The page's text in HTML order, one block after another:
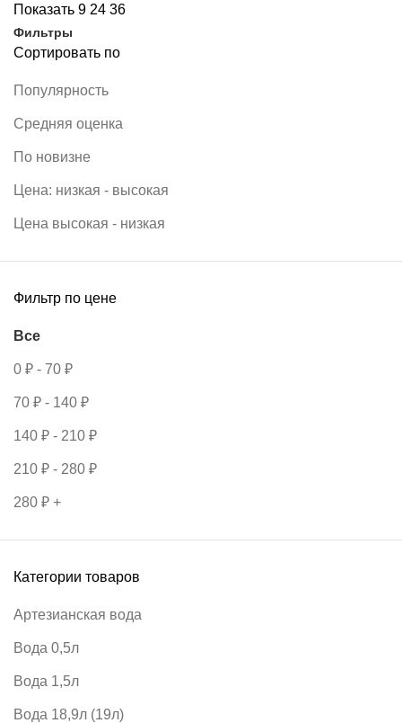
Показать 9 24 36
Фильтры
Сортировать по
Популярность
Средняя оценка
По новизне
Цена: низкая - высокая
Цена высокая - низкая
Фильтр по цене
Все
0 ₽ - 70 ₽
70 ₽ - 140 ₽
140 ₽ - 210 ₽
210 ₽ - 280 ₽
280 ₽ +
Категории товаров
Артезианская вода
Вода 0,5л
Вода 1,5л
Вода 18,9л (19л)